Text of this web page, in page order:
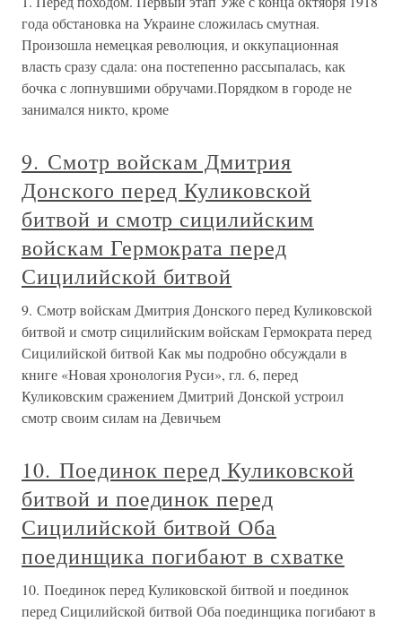
года обстановка на Украине сложилась смутная.
Произошла немецкая революция, и оккупационная
власть сразу сдала: она постепенно рассыпалась, как
бочка с лопнувшими обручами.Порядком в городе не
занимался никто, кроме
9. Смотр войскам Дмитрия
Донского перед Куликовской
битвой и смотр сицилийским
войскам Гермократа перед
Сицилийской битвой
9. Смотр войскам Дмитрия Донского перед Куликовской
битвой и смотр сицилийским войскам Гермократа перед
Сицилийской битвой Как мы подробно обсуждали в
книге «Новая хронология Руси», гл. 6, перед
Куликовским сражением Дмитрий Донской устроил
смотр своим силам на Девичьем
10. Поединок перед Куликовской
битвой и поединок перед
Сицилийской битвой Оба
поединщика погибают в схватке
10. Поединок перед Куликовской битвой и поединок
перед Сицилийской битвой Оба поединщика погибают в